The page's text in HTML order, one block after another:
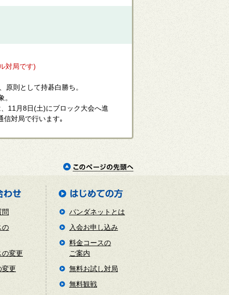
対局です)
則として持碁白勝ち。
11月8日(土)にブロック大会へ進
信対局で行います｡
問
の
の変更
変更
パンダネットとは
入会お申し込み
料金コースの
ご案内
無料お試し対局
無料観戦